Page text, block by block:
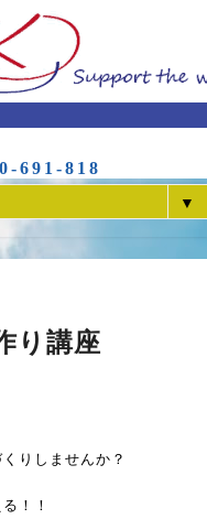
691-818
▼
り講座
りしませんか？
！！